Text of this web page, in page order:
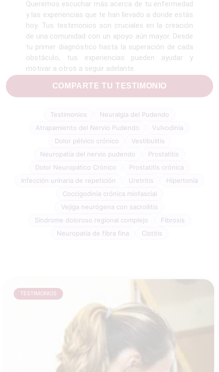
Queremos escuchar más acerca de tu enfermedad
y las experiencias que te han llevado a donde estás
hoy. Tus testimonios son cruciales en la creación
de una comunidad con un apoyo aún mayor. Desde
tu primer diagnóstico hasta la superación de cada
obstáculo, tus experiencias pueden ayudar y
motivar a otros a seguir adelante.
COMPARTE TU TESTIMONIO
Testimonios
Neuralgia del Pudendo
Atrapamiento del Nervio Pudendo
Vulvodinia
Dolor pélvico crónico
Vestibulitis
Neuropatía del nervio pudendo
Prostatitis
Dolor Neuropático Crónico
Prostatitis crónica
Infección urinaria de repetición
Uretritis
Hipertonía
Coccigodinia crónica miofascial
Vejiga neurógena con sacroilitis
Síndrome doloroso regional complejo
Fibrosis
Neuropatía de fibra fina
Cistitis
TESTIMONIOS